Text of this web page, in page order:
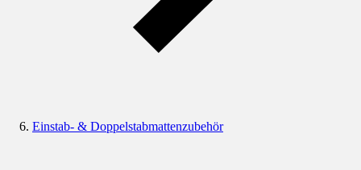
Einstab- & Doppelstabmattenzubehör